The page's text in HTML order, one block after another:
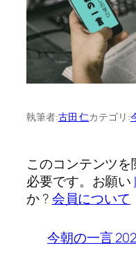
執筆者:古田 仁カテゴリ:
このコンテンツ
必要です。お願い
か ?会員について
今朝の一言